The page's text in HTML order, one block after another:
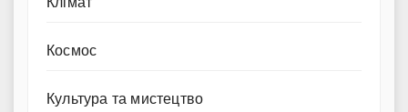
Космос
Культура та мистецтво